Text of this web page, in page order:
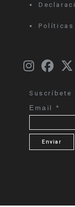
Políticas
Suscríbete
Email *